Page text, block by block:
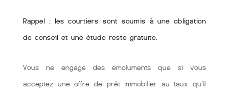
Rappel : les courtiers sont soumis à une obligation
de conseil et une étude reste gratuite.
Vous ne engagé des émoluments que si vous
acceptez une offre de prêt immobilier au taux qu'il